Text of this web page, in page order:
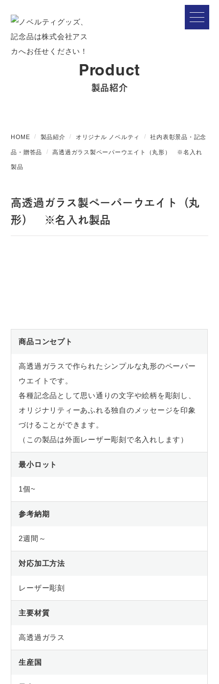
Product
製品紹介
HOME 製品紹介 オリジナル ノベルティ 社内表彰景品・記念
品・贈答品 高透過ガラス製ペーパーウエイト（丸形） ※名入れ
製品
高透過ガラス製ペーパーウエイト（丸
形） ※名入れ製品
商品コンセプト
高透過ガラスで作られたシンプルな丸形のペーパー
ウエイトです。
各種記念品として思い通りの文字や絵柄を彫刻し、
オリジナリティーあふれる独自のメッセージを印象
づけることができます。
（この製品は外面レーザー彫刻で名入れします）
最小ロット
1個~
参考納期
2週間～
対応加工方法
レーザー彫刻
主要材質
高透過ガラス
生産国